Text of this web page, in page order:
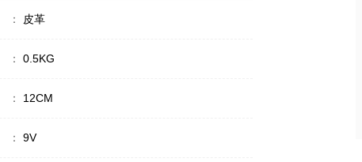
： 皮革
： 0.5KG
： 12CM
： 9V